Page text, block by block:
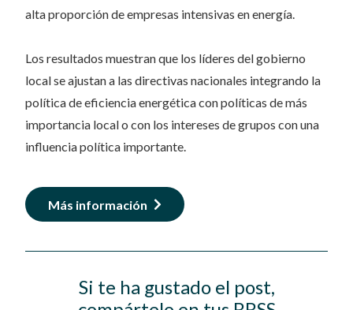
alta proporción de empresas intensivas en energía.
Los resultados muestran que los líderes del gobierno
local se ajustan a las directivas nacionales integrando la
política de eficiencia energética con políticas de más
importancia local o con los intereses de grupos con una
influencia política importante.
Más información
Si te ha gustado el post,